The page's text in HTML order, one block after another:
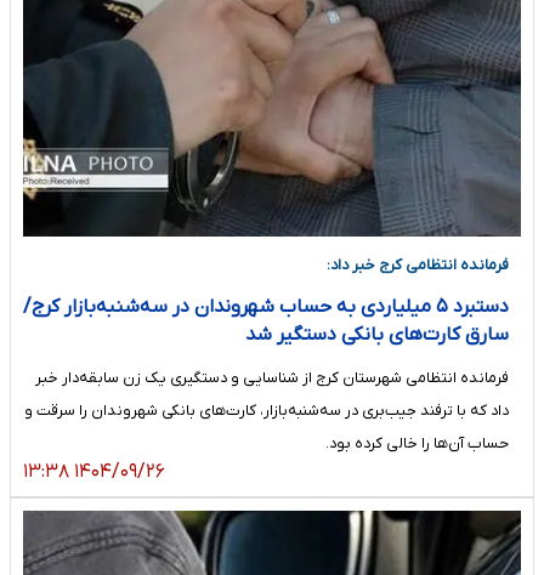
فرمانده انتظامی کرج خبر داد:
دستبرد ۵ میلیاردی به حساب شهروندان در سه‌شنبه‌بازار کرج/
سارق کارت‌های بانکی دستگیر شد
فرمانده انتظامی شهرستان کرج از شناسایی و دستگیری یک زن سابقه‌دار خبر
داد که با ترفند جیب‌بری در سه‌شنبه‌بازار، کارت‌های بانکی شهروندان را سرقت و
حساب آن‌ها را خالی کرده بود.
۱۴۰۴/۰۹/۲۶ ۱۳:۳۸